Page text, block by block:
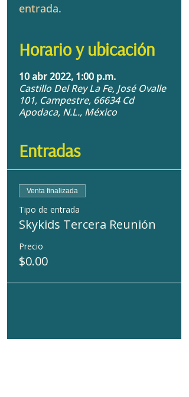
entrada.
Horario y ubicación
10 abr 2022, 1:00 p.m.
Castillo Del Rey La Fe, José Ovalle
101, Campestre, 66634 Cd
Apodaca, N.L., México
Entradas
Venta finalizada
Tipo de entrada
Skykids Tercera Reunión
Precio
$0.00